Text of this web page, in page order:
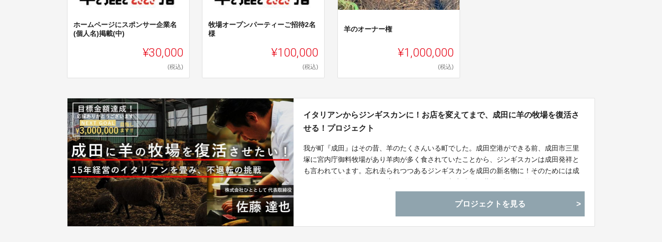
ホームページにスポンサー企業名
(個人名)掲載(中)
¥30,000
(税込)
牧場オープンパーティーご招待2名
様
¥100,000
(税込)
羊のオーナー権
¥1,000,000
(税込)
イタリアンからジンギスカンに！お店を変えてまで、成田に羊の牧場を復活さ
せる！プロジェクト
我が町『成田』はその昔、羊のたくさんいる町でした。成田空港ができる前、成田市三里
塚に宮内庁御料牧場があり羊肉が多く食されていたことから、ジンギスカンは成田発祥と
も言われています。忘れ去られつつあるジンギスカンを成田の新名物に！そのためには成
牧草や穀物栽培で農地の有効活用、雇用促進、食肉の生産で輸入に頼らない原料調達、持
プロジェクトを見る